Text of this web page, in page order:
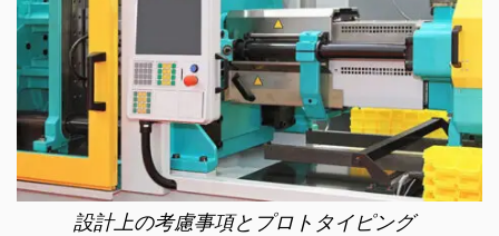
設計上の考慮事項とプロトタイピング